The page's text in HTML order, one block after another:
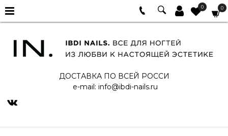
0 0
ДОСТАВКА ПО ВСЕЙ РОССИ
e-mail: info@ibdi-nails.ru